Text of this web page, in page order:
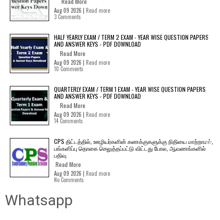
Aug 09 2026 | Read more
3 Comments
HALF YEARLY EXAM / TERM 2 EXAM - YEAR WISE QUESTION PAPERS
AND ANSWER KEYS - PDF DOWNLOAD
Read More
Aug 09 2026 | Read more
10 Comments
QUARTERLY EXAM / TERM 1 EXAM - YEAR WISE QUESTION PAPERS
AND ANSWER KEYS - PDF DOWNLOAD
Read More
Aug 09 2026 | Read more
14 Comments
CPS திட்டத்தில், ஊழியர்களின் கணக்குகளுக்கு நிதியை மாற்றாமல்,
பங்களிப்பு தொகை செலுத்தப்பட்டு விட்டது போல, ஆவணங்களில்
பதிவு
Read More
Aug 09 2026 | Read more
No Comments
Whatsapp